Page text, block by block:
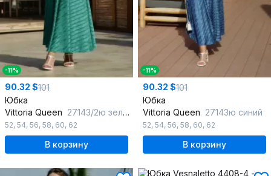
-11%
90.32 $101
Юбка
Vittoria Queen 27143/2ю зеленый
52, 54, 56, 58, 60, 62
В корзину
-11%
90.32 $101
Юбка
Vittoria Queen 27143ю синий
52, 54, 56, 58, 60, 62
В корзину